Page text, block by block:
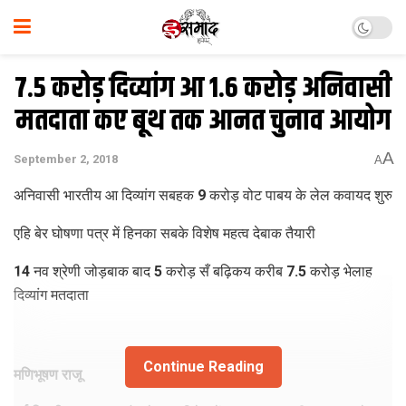
7.5 करोड़ दिव्यांग आ 1.6 करोड़ अनिवासी
मतदाता कए बूथ तक आनत चुनाव आयोग
September 2, 2018 AA
अनिवासी भारतीय आ दिव्यांग सबहक 9 करोड़ वोट पाबय के लेल कवायद शुरु
एहि बेर घोषणा पत्र में हिनका सबके विशेष महत्व देबाक तैयारी
14 नव श्रेणी जोड़बाक बाद 5 करोड़ सँ बढ़िकय करीब 7.5 करोड़ भेलाह
दिव्यांग मतदाता
मणिभूषण राजू Continue Reading